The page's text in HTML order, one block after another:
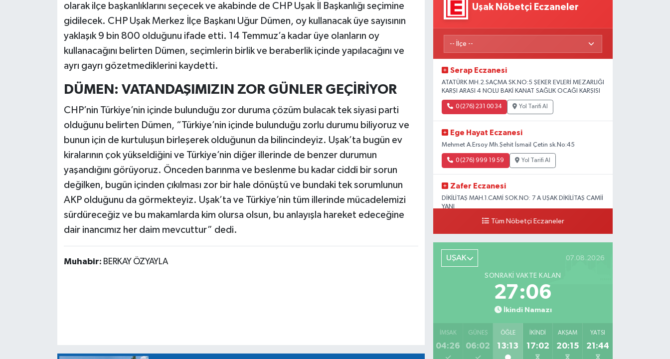
olarak ilçe başkanlıklarını seçecek ve akabinde de CHP Uşak İl Başkanlığı seçimine
gidilecek. CHP Uşak Merkez İlçe Başkanı Uğur Dümen, oy kullanacak üye sayısının
yaklaşık 9 bin 800 olduğunu ifade etti. 14 Temmuz’a kadar üye olanların oy
kullanacağını belirten Dümen, seçimlerin birlik ve beraberlik içinde yapılacağını ve
ayrı gayrı gözetmediklerini kaydetti.
DÜMEN: VATANDAŞIMIZIN ZOR GÜNLER GEÇİRİYOR
CHP’nin Türkiye’nin içinde bulunduğu zor duruma çözüm bulacak tek siyasi parti
olduğunu belirten Dümen, “Türkiye’nin içinde bulunduğu zorlu durumu biliyoruz ve
bunun için de kurtuluşun birleşerek olduğunun da bilincindeyiz. Uşak’ta bugün ev
kiralarının çok yükseldiğini ve Türkiye’nin diğer illerinde de benzer durumun
yaşandığını görüyoruz. Önceden barınma ve beslenme bu kadar ciddi bir sorun
değilken, bugün içinden çıkılması zor bir hale dönüştü ve bundaki tek sorumlunun
AKP olduğunu da görmekteyiz. Uşak’ta ve Türkiye’nin tüm illerinde mücadelemizi
sürdüreceğiz ve bu makamlarda kim olursa olsun, bu anlayışla hareket edeceğine
dair inancımız her daim mevcuttur” dedi.
Muhabir: BERKAY ÖZYAYLA
Uşak Nöbetçi Eczaneler
Serap Eczanesi
ATATÜRK MH.2.SAÇMA SK.NO:5 ŞEKER EVLERİ MEZARLIĞI
KARŞI ARASI 4 NOLU BAKİ KANAT SAĞLIK OCAĞI KARŞISI
0 (276) 231 00 34 Yol Tarifi Al
Ege Hayat Eczanesi
Mehmet A.Ersoy Mh.Şehit İsmail Çetin sk.No:45
0 (276) 999 19 59 Yol Tarifi Al
Zafer Eczanesi
DİKİLİTAŞ MAH.1.CAMİ SOK.NO: 7 A UŞAK DİKİLİTAŞ CAMİİ
YANI
0 (276) 223 12 53 Yol Tarifi Al
Tüm Nöbetçi Eczaneler
UŞAK 07.08.2026
SONRAKI VAKTE KALAN
27:04
İkindi Namazı
İMSAK
04:26
GÜNEŞ
06:02
ÖĞLE
13:13
İKINDI
17:02
AKŞAM
20:15
YATSI
21:44